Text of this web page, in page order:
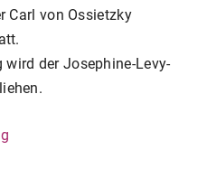
Carl von Ossietzky
der Josephine-Levy-